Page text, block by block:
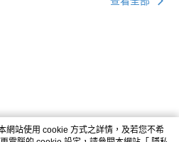
網站使用 cookie 方式之詳情，及若您不希